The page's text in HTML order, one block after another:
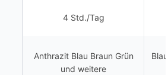
4 Std./Tag
Anthrazit Blau Braun Grün
und weitere